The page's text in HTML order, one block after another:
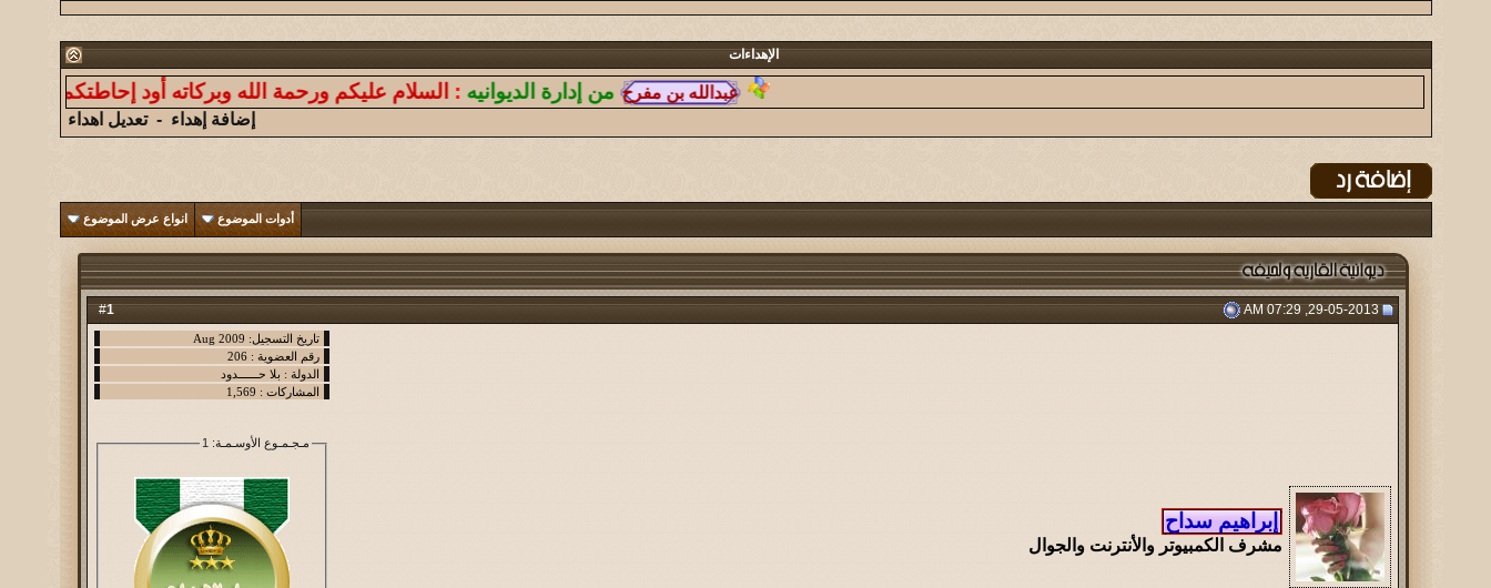
الإهداءات
من إدارة الديوانيه : السلام عليكم ورحمة الله وبركاته أود إحاطتكم أن موقعنا
إضافة إهداء -تعديل اهداء
أدوات الموضوع انواع عرض الموضوع
#
1 29-05-2013, 07:29 AM
مشرف الكمبيوتر والأنترنت والجوال
مـجـمـوع الأوسـمـة: 1